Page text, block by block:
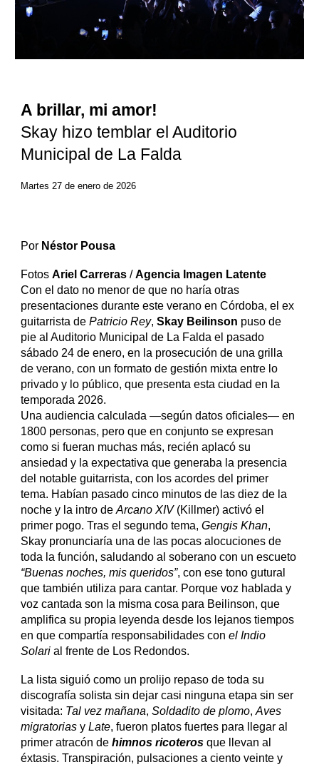
A brillar, mi amor!
Skay hizo temblar el Auditorio
Municipal de La Falda
Martes 27 de enero de 2026
Por Néstor Pousa
FotosAriel Carreras /Agencia Imagen Latente
Con el dato no menor de que no haría otras
presentaciones durante este verano en Córdoba, el ex
guitarrista dePatricio Rey,Skay Beilinson puso de
pie al Auditorio Municipal de La Falda el pasado
sábado 24 de enero, en la prosecución de una grilla
de verano, con un formato de gestión mixta entre lo
privado y lo público, que presenta esta ciudad en la
temporada 2026.
Una audiencia calculada —según datos oficiales— en
1800 personas, pero que en conjunto se expresan
como si fueran muchas más, recién aplacó su
ansiedad y la expectativa que generaba la presencia
del notable guitarrista, con los acordes del primer
tema. Habían pasado cinco minutos de las diez de la
noche y la intro deArcano XIV(Killmer) activó el
primer pogo. Tras el segundo tema,Gengis Khan,
Skay pronunciaría una de las pocas alocuciones de
toda la función, saludando al soberano con un escueto
“Buenas noches, mis queridos”, con ese tono gutural
que también utiliza para cantar. Porque voz hablada y
voz cantada son la misma cosa para Beilinson, que
amplifica su propia leyenda desde los lejanos tiempos
en que compartía responsabilidades conel Indio
Solari al frente de Los Redondos.
La lista siguió como un prolijo repaso de toda su
discografía solista sin dejar casi ninguna etapa sin ser
visitada: Tal vez mañana,Soldadito de plomo,Aves
migratorias yLate, fueron platos fuertes para llegar al
primer atracón dehimnos ricoteros que llevan al
éxtasis. Transpiración, pulsaciones a ciento veinte y